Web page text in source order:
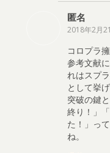
匿名
2018年2月
コロプラ
参考文献
れはスプ
として挙
突破の鍵
終り！」
た！」っ
ね。